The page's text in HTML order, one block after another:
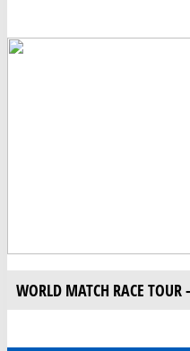
WORLD MATCH RACE